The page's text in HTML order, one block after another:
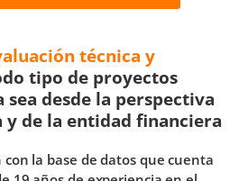
técnica y
tipo de proyectos
desde la perspectiva
de la entidad financiera
la base de datos que cuenta